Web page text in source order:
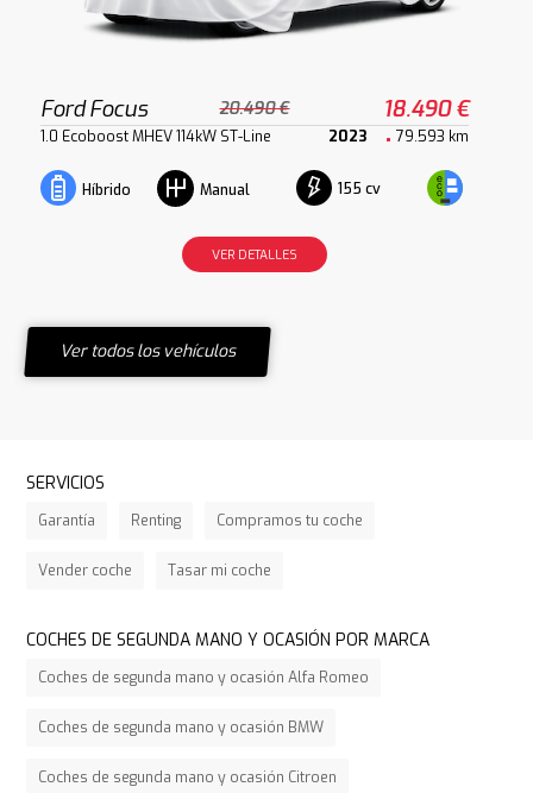
Ford Focus 20.490 € 18.490 €
1.0 Ecoboost MHEV 114kW ST-Line 2023 79.593 km
Híbrido Manual 155 cv
VER DETALLES
Ver todos los vehículos
SERVICIOS
Garantía Renting Compramos tu coche
Vender coche Tasar mi coche
COCHES DE SEGUNDA MANO Y OCASIÓN POR MARCA
Coches de segunda mano y ocasión Alfa Romeo
Coches de segunda mano y ocasión BMW
Coches de segunda mano y ocasión Citroen